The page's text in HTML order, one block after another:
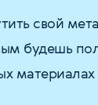
свой
будешь
материалах